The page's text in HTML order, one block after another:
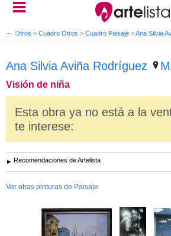
Otros > Cuadro Otros > Cuadro Paisaje >Ana Silvia
Ana Silvia Aviña Rodríguez
Visión de niña
Esta obra ya no está a la
te interese:
Recomendaciones de Artelista
Ver otras pinturas de Paisaje